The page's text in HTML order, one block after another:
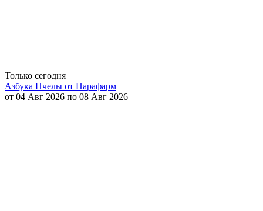
Только сегодня
Азбука Пчелы от Парафарм
от 04 Авг 2026 по 08 Авг 2026